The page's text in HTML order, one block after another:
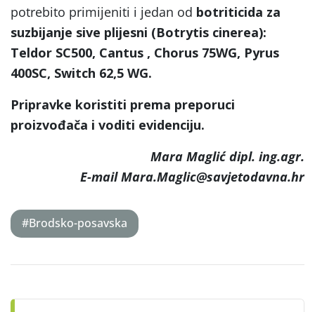
potrebito primijeniti i jedan od botriticida za
suzbijanje sive plijesni (Botrytis cinerea):
Teldor SC500, Cantus , Chorus 75WG, Pyrus
400SC, Switch 62,5 WG.
Pripravke koristiti prema preporuci
proizvođača i voditi evidenciju.
Mara Maglić dipl. ing.agr.
E-mail Mara.Maglic@savjetodavna.hr
#Brodsko-posavska
navigation